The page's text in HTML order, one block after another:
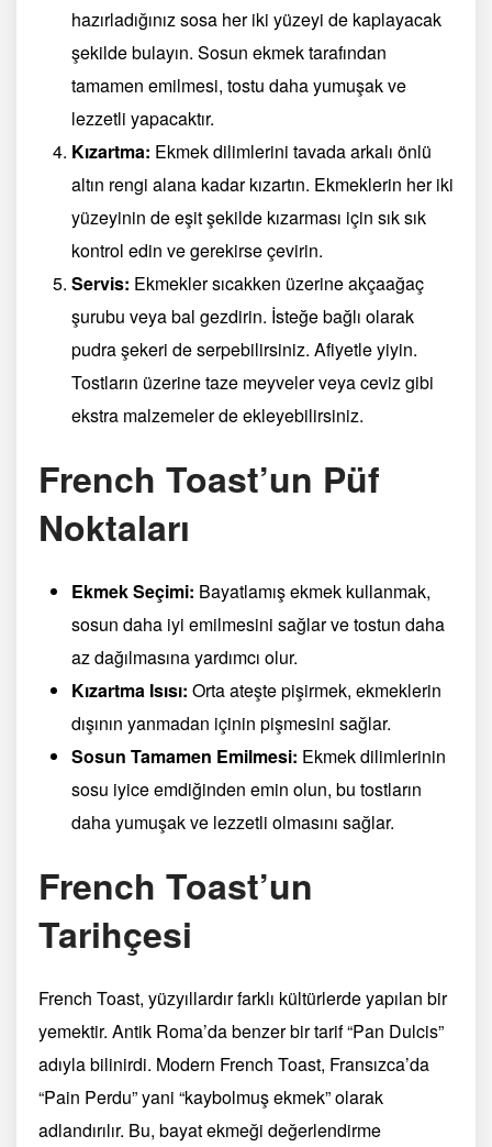
hazırladığınız sosa her iki yüzeyi de kaplayacak
şekilde bulayın. Sosun ekmek tarafından
tamamen emilmesi, tostu daha yumuşak ve
lezzetli yapacaktır.
Kızartma: Ekmek dilimlerini tavada arkalı önlü
altın rengi alana kadar kızartın. Ekmeklerin her iki
yüzeyinin de eşit şekilde kızarması için sık sık
kontrol edin ve gerekirse çevirin.
Servis: Ekmekler sıcakken üzerine akçaağaç
şurubu veya bal gezdirin. İsteğe bağlı olarak
pudra şekeri de serpebilirsiniz. Afiyetle yiyin.
Tostların üzerine taze meyveler veya ceviz gibi
ekstra malzemeler de ekleyebilirsiniz.
French Toast’un Püf
Noktaları
Ekmek Seçimi: Bayatlamış ekmek kullanmak,
sosun daha iyi emilmesini sağlar ve tostun daha
az dağılmasına yardımcı olur.
Kızartma Isısı: Orta ateşte pişirmek, ekmeklerin
dışının yanmadan içinin pişmesini sağlar.
Sosun Tamamen Emilmesi: Ekmek dilimlerinin
sosu iyice emdiğinden emin olun, bu tostların
daha yumuşak ve lezzetli olmasını sağlar.
French Toast’un
Tarihçesi
French Toast, yüzyıllardır farklı kültürlerde yapılan bir
yemektir. Antik Roma’da benzer bir tarif “Pan Dulcis”
adıyla bilinirdi. Modern French Toast, Fransızca’da
“Pain Perdu” yani “kaybolmuş ekmek” olarak
adlandırılır. Bu, bayat ekmeği değerlendirme